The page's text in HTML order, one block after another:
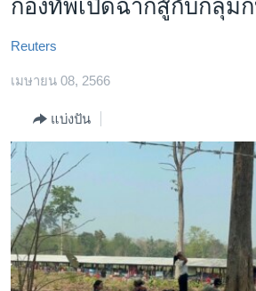
เนื้อหา
ข้าม
ไป
ข้าม
ไป
การ
ค้นหา
เอเชีย
สหรัฐฯ
ไทย
ธุรกิจ
วิทยาศาสตร์
สังคมและสุขภาพ
ไลฟ์สไตล์
ตรวจสอบข่าว
เรียนรู้ภาษาอังกฤษ
กองทัพเปิดฉากสู้กับกลุ่ม
Reuters
เมษายน 08, 2566
แบ่งปัน